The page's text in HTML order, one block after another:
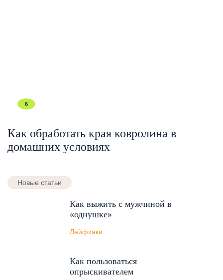
6
Как обработать края ковролина в
домашних условиях
Новые статьи
Как выжить с мужчиной в
«однушке»
Лайфхаки
Как пользоваться
опрыскивателем